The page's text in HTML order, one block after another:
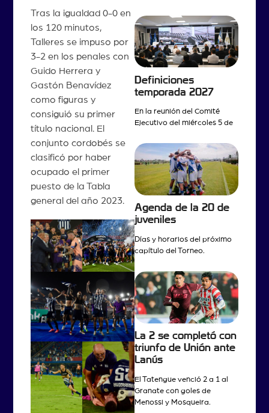
Tras la igualdad 0-0 en
los 120 minutos,
Talleres se impuso por
3-2 en los penales con
Guido Herrera y
Gastón Benavídez
como figuras y
consiguió su primer
título nacional. El
conjunto cordobés se
clasificó por haber
ocupado el primer
puesto de la Tabla
general del año 2023.
Definiciones
temporada 2027
En la reunión del Comité
Ejecutivo del miércoles 5 de
Agenda de la 20 de
juveniles
Días y horarios del próximo
capítulo del Torneo.
La 2 se completó con
triunfo de Unión ante
Lanús
El Tatengue venció 2 a 1 al
Granate con goles de
Menossi y Mosqueira.